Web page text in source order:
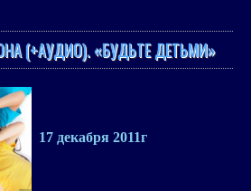
(+АУДИО). «БУДЬТЕ ДЕТЬМИ»
17 декабря 2011г